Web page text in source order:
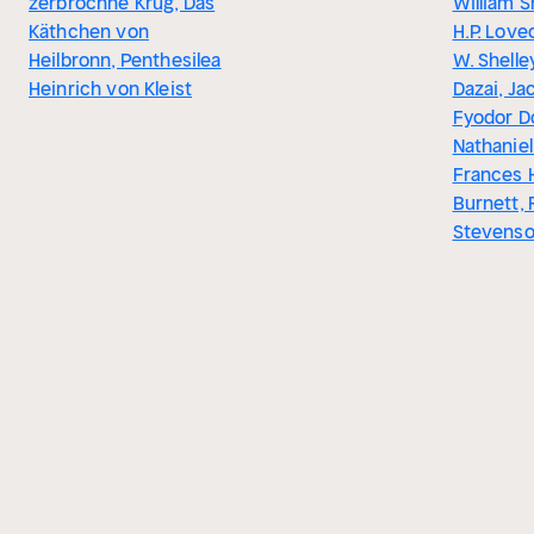
Käthchen von
Heilbronn, Penthesilea
Heinrich von Kleist
H.P.
W.
Dazai,
Fyodor
Frances
Burnett,